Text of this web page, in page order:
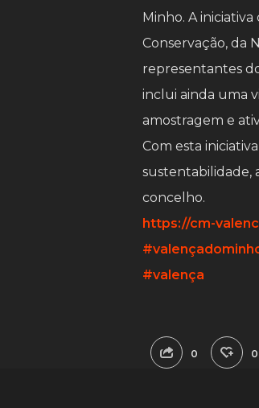
Minho. A
Conservação, da
representantes
inclui ainda uma
amostragem e
Com esta
sustentabilidade,
concelho.
https://cm-
#valença
0 0